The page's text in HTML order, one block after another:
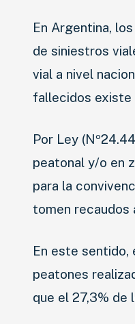
En Argentina,
de siniestros
vial a nivel
fallecidos existe
Por Ley
peatonal y/o en
para la
tomen recaudos
En este sentido,
peatones
que el 27,3% de